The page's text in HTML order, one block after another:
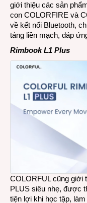
giới thiệu các sản
con COLORFIRE và
về kết nối Bluetooth,
tảng liền mạch, đáp
Rimbook L1 Plus
COLORFUL cũng giới
PLUS siêu nhẹ, được
tiện lợi khi học tập,